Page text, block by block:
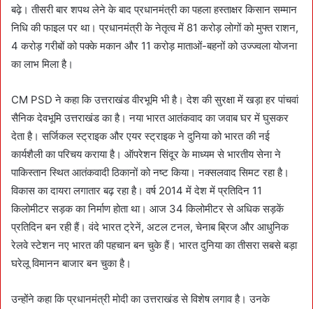
बढ़े। तीसरी बार शपथ लेने के बाद प्रधानमंत्री का पहला हस्ताक्षर किसान सम्मान
निधि की फाइल पर था। प्रधानमंत्री के नेतृत्व में 81 करोड़ लोगों को मुफ्त राशन,
4 करोड़ गरीबों को पक्के मकान और 11 करोड़ माताओं-बहनों को उज्ज्वला योजना
का लाभ मिला है।
CM PSD ने कहा कि उत्तराखंड वीरभूमि भी है। देश की सुरक्षा में खड़ा हर पांचवां
सैनिक देवभूमि उत्तराखंड का है। नया भारत आतंकवाद का जवाब घर में घुसकर
देता है। सर्जिकल स्ट्राइक और एयर स्ट्राइक ने दुनिया को भारत की नई
कार्यशैली का परिचय कराया है। ऑपरेशन सिंदूर के माध्यम से भारतीय सेना ने
पाकिस्तान स्थित आतंकवादी ठिकानों को नष्ट किया। नक्सलवाद सिमट रहा है।
विकास का दायरा लगातार बढ़ रहा है। वर्ष 2014 में देश में प्रतिदिन 11
किलोमीटर सड़क का निर्माण होता था। आज 34 किलोमीटर से अधिक सड़कें
प्रतिदिन बन रही हैं। वंदे भारत ट्रेनें, अटल टनल, चेनाब ब्रिज और आधुनिक
रेलवे स्टेशन नए भारत की पहचान बन चुके हैं। भारत दुनिया का तीसरा सबसे बड़ा
घरेलू विमानन बाजार बन चुका है।
उन्होंने कहा कि प्रधानमंत्री मोदी का उत्तराखंड से विशेष लगाव है। उनके